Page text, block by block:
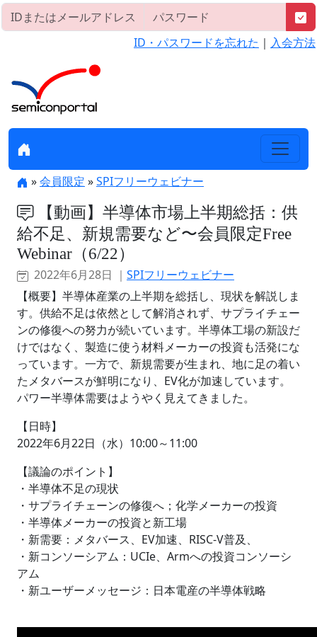
ID・パスワードを忘れた ｜ 入会方法
»会員限定 »SPIフリーウェビナー
【動画】半導体市場上半期総括：供
給不足、新規需要など〜会員限定Free
Webinar（6/22）
2022年6月28日 ｜ SPIフリーウェビナー
【概要】半導体産業の上半期を総括し、現状を解説しま
す。供給不足は依然として解消されず、サプライチェー
ンの修復への努力が続いています。半導体工場の新設だ
けではなく、製造に使う材料メーカーの投資も活発にな
っています。一方で、新規需要が生まれ、地に足の着い
たメタバースが鮮明になり、EV化が加速しています。
パワー半導体需要はようやく見えてきました。
【日時】
2022年6月22日（水）10:00～11:00
【議論のポイント】
・半導体不足の現状
・サプライチェーンの修復へ；化学メーカーの投資
・半導体メーカーの投資と新工場
・新需要：メタバース、EV加速、RISC-V普及、
・新コンソーシアム：UCIe、Armへの投資コンソーシ
アム
・新ユーザーメッセージ：日本電産の半導体戦略